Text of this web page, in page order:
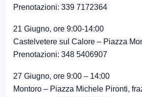
Prenotazioni: 339 7172364
21 Giugno, ore 9:00-14:00
Castelvetere sul Calore – Piazza
Prenotazioni: 348 5406907
27 Giugno, ore 9:00 – 14:00
Montoro – Piazza Michele Pironti,